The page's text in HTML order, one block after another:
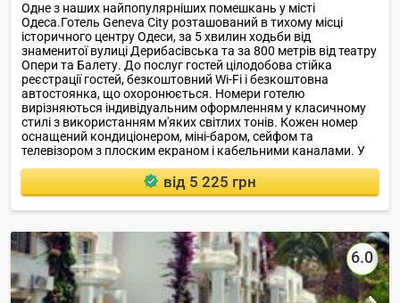
Одне з наших найпопулярніших помешкань у місті
Одеса.Готель Geneva City розташований в тихому місці
історичного центру Одеси, за 5 хвилин ходьби від
знаменитої вулиці Дерибасівська та за 800 метрів від театру
Опери та Балету. До послуг гостей цілодобова стійка
реєстрації гостей, безкоштовний Wi-Fi і безкоштовна
автостоянка, що охоронюється. Номери готелю
вирізняються індивідуальним оформленням у класичному
стилі з використанням м'яких світлих тонів. Кожен номер
оснащений кондиціонером, міні-баром, сейфом та
телевізором з плоским екраном і кабельними каналами. У
європейської кухні, а також континентальний сніданок
щоранку.
від 5 225 грн
6.0